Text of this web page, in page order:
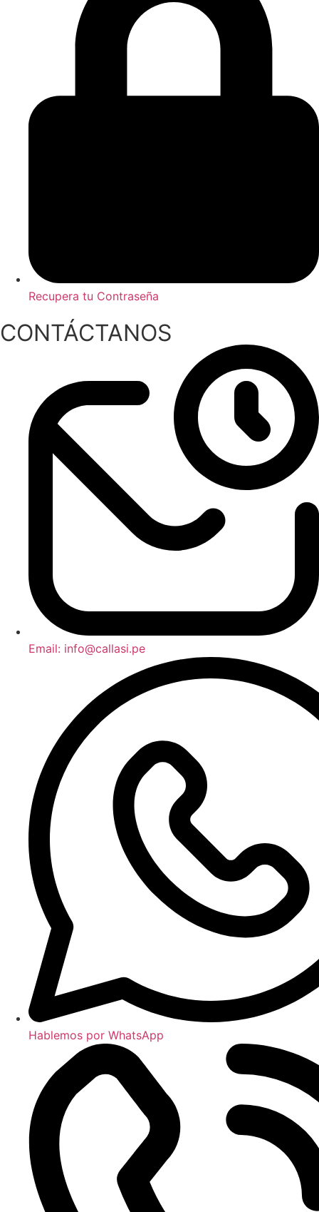
Recupera tu Contraseña
CONTÁCTANOS
Email: info@callasi.pe
Hablemos por WhatsApp